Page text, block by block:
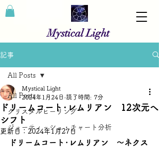
Mystical Light
記事
All Posts
クリスタルヒーリング
ジョーティッシュ・チャート分析
All Posts
ドリームコート･レムリアン 12次元へ
シフト
Mystical Light
2024年1月24日 読了時間: 7分
更新日： 2024年1月27日
ドリームコート･レムリアン　～ネクス